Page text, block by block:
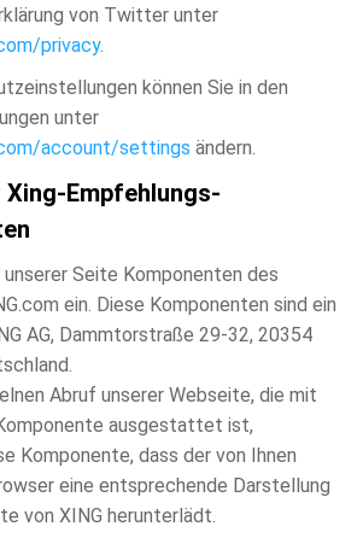
von Twitter unter
privacy.
können Sie in den
unter
account/settings ändern.
Xing-Empfehlungs-
Seite Komponenten des
ein. Diese Komponenten sind ein
AG, Dammtorstraße 29-32, 20354
Abruf unserer Webseite, die mit
ausgestattet ist,
Komponente, dass der von Ihnen
eine entsprechende Darstellung
von XING herunterlädt.